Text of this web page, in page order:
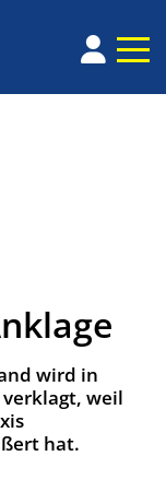
wird in
weil
hat.